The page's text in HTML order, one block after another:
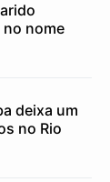
nome
deixa um
no Rio